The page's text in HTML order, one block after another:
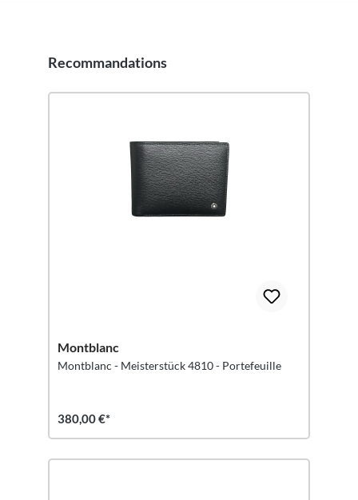
Ignorer la galerie de produits
Recommandations
Montblanc
Montblanc - Meisterstück 4810 - Portefeuille
380,00 €*